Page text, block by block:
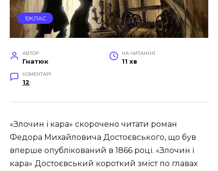
10КЛАС
АВТОР
Гнатюк
НА ЧИТАННЯ
11 хв
КОМЕНТАРІ
12
«Злочин і кара» скорочено читати роман
Федора Михайловича Достоєвського, що був
вперше опублікований в 1866 році. «Злочин і
кара» Достоєвський короткий зміст по главах